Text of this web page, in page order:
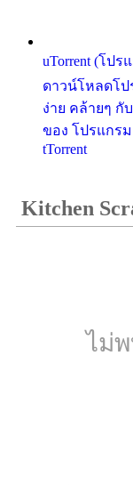
uTorrent (โป
ดาวน์โหลดโป
ง่าย คล้ายๆ กั
ของ โปรแกรม
tTorrent
Kitchen
ไม่